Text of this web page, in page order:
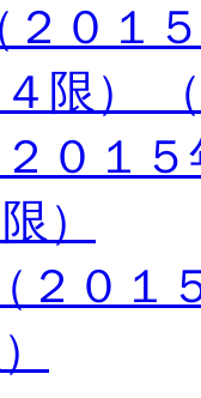
２０１
限）
０１
）
２０１